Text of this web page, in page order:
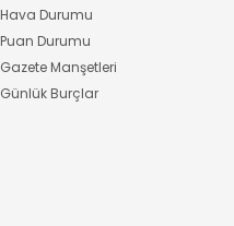
Hava Durumu
Puan Durumu
Gazete Manşetleri
Günlük Burçlar